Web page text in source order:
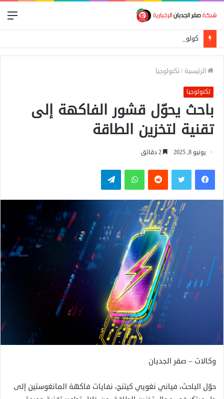
الرئيسية /تكنولوجيا
تكنولوجيا
باحث يحوّل قشور الفاكهة إلى
تقنية لتخزين الطاقة
يونيو 8, 2025
فيسبوكتويتر واتساب تيلقرام
وكالات – صقر الجديان
حوّل الباحث، فياني نغويي كيتنج، نفايات فاكهة المانغوستين إلى